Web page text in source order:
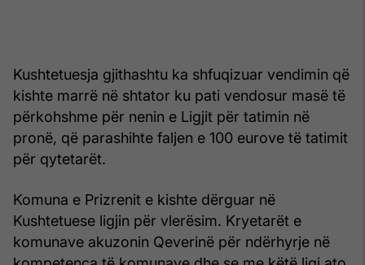
Kushtetuesja gjithashtu ka shfuqizuar vendimin që
kishte marrë në shtator ku pati vendosur masë të
përkohshme për nenin e Ligjit për tatimin në
pronë, që parashihte faljen e 100 eurove të tatimit
për qytetarët.
Komuna e Prizrenit e kishte dërguar në
Kushtetuese ligjin për vlerësim. Kryetarët e
komunave akuzonin Qeverinë për ndërhyrje në